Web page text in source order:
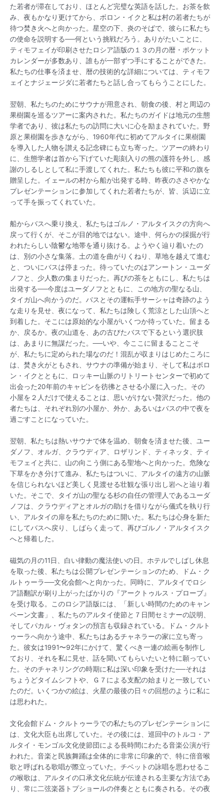
た若者が滞在しており、ほとんど完璧な英語を話した。お茶を飲
み、夜もかなり更けてから、ボロン・イクと私は村の若者たちが
待つ焚き火へと向かった。星空の下、炎のそばで、彼らに私たち
の使命を説明する──何という挑戦だろう。ありがたいことに、
ティモフェイが印刷させたロシア語版の１３の月の暦・ポケット
カレンダーが多数あり、誰もが一部ずつ手にすることができた。
私たちの仕事を済ませ、暦の技術的な詳細については、ティモフ
ェイとナジェージダに若者たちと話し合ってもらうことにした。
翌朝、私たちのためにサウナが用意され、朝食の後、村と周辺の
果樹園を巡るツアーに案内された。私たちのガイドは地元の生態
学者であり、彼は私たちの訪問に大いに心を励まされていた。野
原と果樹園を歩きながら、1960年代に初めてアルタイに果樹園
を導入した人物を讃える記念碑にも立ち寄った。ツアーの終わり
に、生態学者は首から下げていた彫刻入りの熊の護符を外し、感
謝のしるしとして私に手渡してくれた。私たちも彼に平和の旗を
贈呈した。イェールの村から船が出発する時、昨夜のささやかな
プレゼンテーションに参加してくれた若者たちが、皆、浜辺に立
って手を振ってくれていた。
船からバスへ乗り換え、私たちはゴルノ・アルタイスクの方向へ
戻って行くが、そこが目的地ではない。途中、何らかの採掘が行
われたらしい陰鬱な地帯を通り抜ける。ようやく辿り着いたの
は、別の小さな集落。土の道を曲がりくねり、草地を越えて進む
と、ついにバスは停まった。待っていたのはアンートン・ユーダ
ノフと、少人数の集まりだった。再びの茶をともにし、私たちは
出発する──今度はユーダノフとともに、この地方の聖なる山、
タイガ山へ向かうのだ。バスとその運転手サーシャは奇跡のよう
な走りを見せ、夜になって、私たちは険しく荒涼とした山頂へと
到着した。そこには原始的な小屋がいくつか待っていた。留まる
か、戻るか。夜の山道を、あの古びたバスで下るという選択肢
は、あまりに無謀だった。──いや、今ここに留まることこそ
が、私たちに定められた場なのだ！混乱が収まりはじめたころに
は、焚き火がともされ、サウナの準備が始まり、そして私はボロ
ン・イクとともに、ロッキー山脈のリトリートセンターで初めて
出会った20年前のキャビンを彷彿とさせる小屋に入った。その
小屋を２人だけで使えることは、思いがけない贅沢だった。他の
者たちは、それぞれ別の小屋か、外か、あるいはバスの中で夜を
過ごすことになっていた。
翌朝、私たちは熱いサウナで体を温め、朝食を済ませた後、ユー
ダノフ、オルガ、クラウディア、ロザリンド、ティネッタ、ティ
モフェイと共に、山の向こう側にある聖地へと向かった。危険な
下草をかき分けて進み、私たちはついに、アルタイの遠方の山脈
を信じられないほど美しく見渡せる壮観な張り出し岩へと辿り着
いた。そこで、タイガ山の聖なる杉の自任の管理人であるユーダ
ノフは、クラウディアとオルガの助けを借りながら儀式を執り行
い、アルタイの扉を私たちのために開いた。私たちは心身を新た
にしてバスへ戻り、しばらく走って、再びゴルノ・アルタイスク
へと帰着した。
磁気の月の11日、白い律動の魔法使いの日。ホテルでしばし休息
を取った後、私たちは公開プレゼンテーションのため、ドム・ク
ルトゥーラ──文化会館へと向かった。同時に、アルタイでロシ
ア語翻訳が刷り上がったばかりの『アークトゥルス・プローブ』
を受け取る。このロシア語版には、「新しい時間のためのキャン
ペーン文書」、私たちのアルタイ使節と７日間セミナーの説明、
そしてパカル・ヴォタンの預言も収録されている。ドム・クルト
ゥーラへ向かう途中、私たちはあるチャネラーの家に立ち寄っ
た。彼女は1991〜92年にかけて、驚くべき一連の絵画を制作し
ており、それを私に見せ、話を聞いてもらいたいと特に願ってい
た。そのチャネリングの時期に私は深い印象を受けた──それは
ちょうどタイムシフトや、Ｇ７による支配の始まりと一致してい
たのだ。いくつかの絵は、火星の最後の日々の回想のように私に
は思われた。
文化会館ドム・クルトゥーラでの私たちのプレゼンテーションに
は、文化大臣も出席していた。その後には、巡回中のトルコ・ア
ルタイ・モンゴル文化使節団による長時間にわたる音楽公演が行
われた。音楽と民族舞踊は全体的に非常に印象的で、特に倍音喉
歌と呼ばれる歌唱が際立っていた。チベットの詠唱を思わせるこ
の喉歌は、アルタイの口承文化伝統が伝達される主要な方法であ
り、常に二弦楽器トプショールの伴奏とともに奏される。その夜